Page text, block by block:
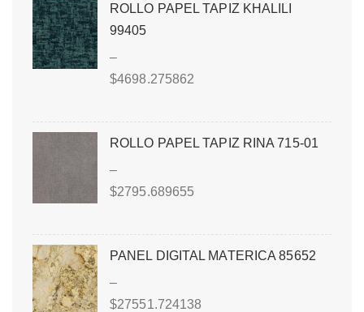
ROLLO PAPEL TAPIZ KHALILI
99405
–
$4698.275862
ROLLO PAPEL TAPIZ RINA 715-01
–
$2795.689655
PANEL DIGITAL MATERICA 85652
–
$27551.724138